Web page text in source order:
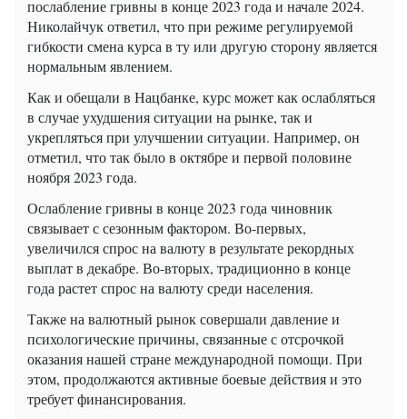
послабление гривны в конце 2023 года и начале 2024.
Николайчук ответил, что при режиме регулируемой
гибкости смена курса в ту или другую сторону является
нормальным явлением.
Как и обещали в Нацбанке, курс может как ослабляться
в случае ухудшения ситуации на рынке, так и
укрепляться при улучшении ситуации. Например, он
отметил, что так было в октябре и первой половине
ноября 2023 года.
Ослабление гривны в конце 2023 года чиновник
связывает с сезонным фактором. Во-первых,
увеличился спрос на валюту в результате рекордных
выплат в декабре. Во-вторых, традиционно в конце
года растет спрос на валюту среди населения.
Также на валютный рынок совершали давление и
психологические причины, связанные с отсрочкой
оказания нашей стране международной помощи. При
этом, продолжаются активные боевые действия и это
требует финансирования.